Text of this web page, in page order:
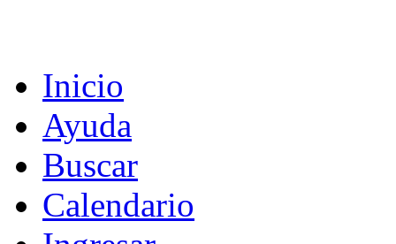
Inicio
Ayuda
Buscar
Calendario